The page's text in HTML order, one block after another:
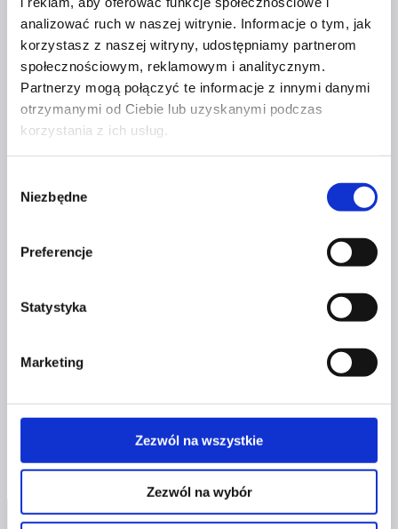
analizować ruch w naszej witrynie. Informacje o tym, jak
korzystasz z naszej witryny, udostępniamy partnerom
społecznościowym, reklamowym i analitycznym.
Partnerzy mogą połączyć te informacje z innymi danymi
otrzymanymi od Ciebie lub uzyskanymi podczas
korzystania z ich usług.
zgody
Niezbędne
Preferencje
Statystyka
Marketing
Zezwól na wszystkie
Zezwól na wybór
Masterclass
INSPIRUJĄCA KAWA – ILE
NAPRAWDĘ JESTEŚ WARTA?
197zł
INSPIRUJĄCA KAWA – ATOMOWE
197zł
Dodaj do koszyka